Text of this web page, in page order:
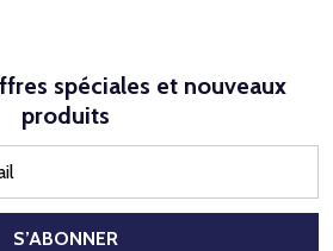
spéciales et nouveaux
produits
S’ABONNER